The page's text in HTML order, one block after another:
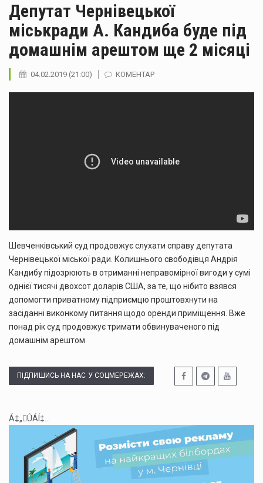
Депутат Чернівецької
міськради А. Кандиба буде під
домашнім арештом ще 2 місяці
04.02.2019 (21:00) КОМЕНТАР
Шевченківський суд продовжує слухати справу депутата
Чернівецької міської ради. Колишнього свободівця Андрія
Кандибу підозрюють в отриманні неправомірної вигоди у сумі
однієї тисячі двохсот доларів США, за те, що нібито взявся
допомогти приватному підприємцю проштовхнути на
засіданні виконкому питання щодо оренди приміщення. Вже
понад рік суд продовжує тримати обвинуваченого під
домашнім арештом
ПІДПИШИСЬ НА НАС У СОЦМЕРЕЖАХ:
Á‡„ÛÁÍ‡...